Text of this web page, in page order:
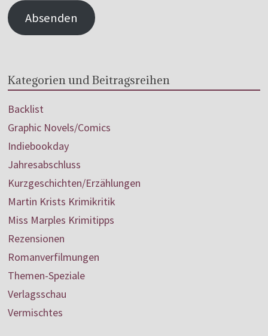
Absenden
Kategorien und Beitragsreihen
Backlist
Graphic Novels/Comics
Indiebookday
Jahresabschluss
Kurzgeschichten/Erzählungen
Martin Krists Krimikritik
Miss Marples Krimitipps
Rezensionen
Romanverfilmungen
Themen-Speziale
Verlagsschau
Vermischtes